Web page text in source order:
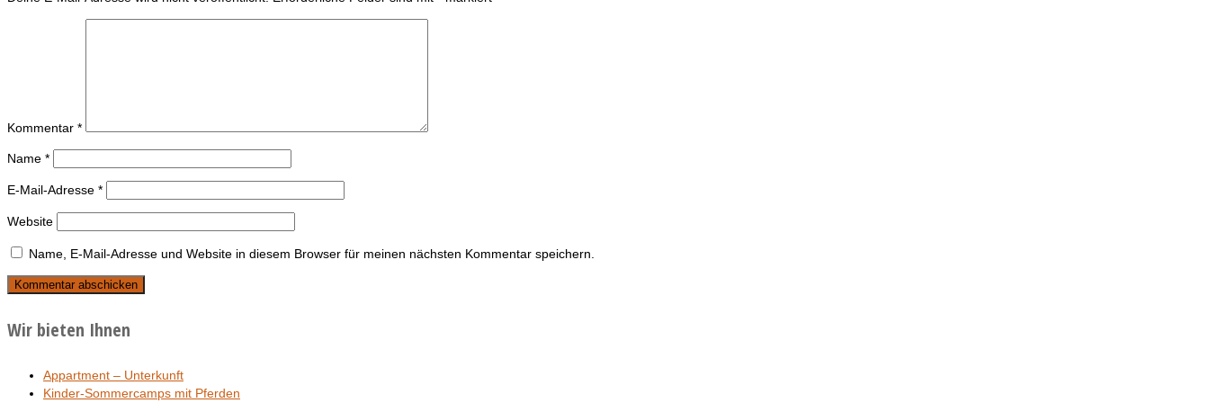
Kommentar *
Name *
E-Mail-Adresse *
Website
Name, E-Mail-Adresse und Website in diesem Browser für meinen nächsten Kommentar speichern.
Wir bieten Ihnen
Appartment – Unterkunft
Kinder-Sommercamps mit Pferden